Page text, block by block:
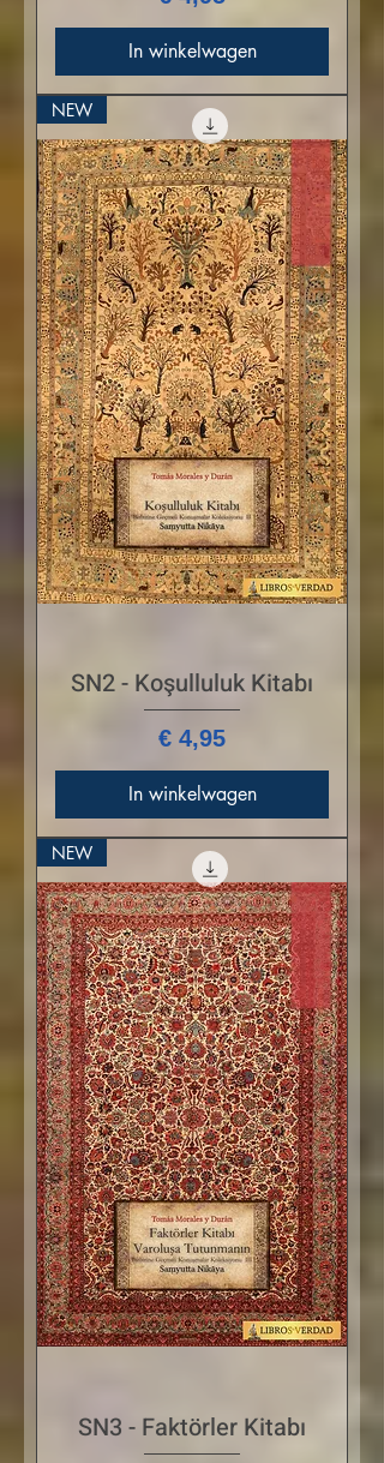
In winkelwagen
NEW
SN2 - Koşulluluk Kitabı
Prijs
€ 4,95
In winkelwagen
NEW
SN3 - Faktörler Kitabı